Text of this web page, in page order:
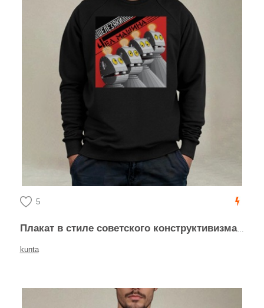
5
Плакат в стиле советского конструктивизма с роботами
kunta